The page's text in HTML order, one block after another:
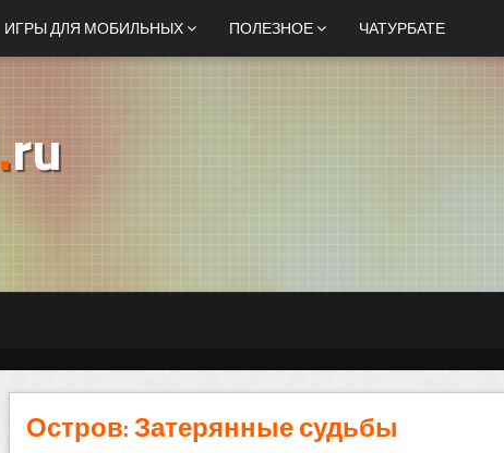
ИГРЫ ДЛЯ МОБИЛЬНЫХ ПОЛЕЗНОЕ ЧАТУРБАТЕ
.ru
Остров: Затерянные судьбы